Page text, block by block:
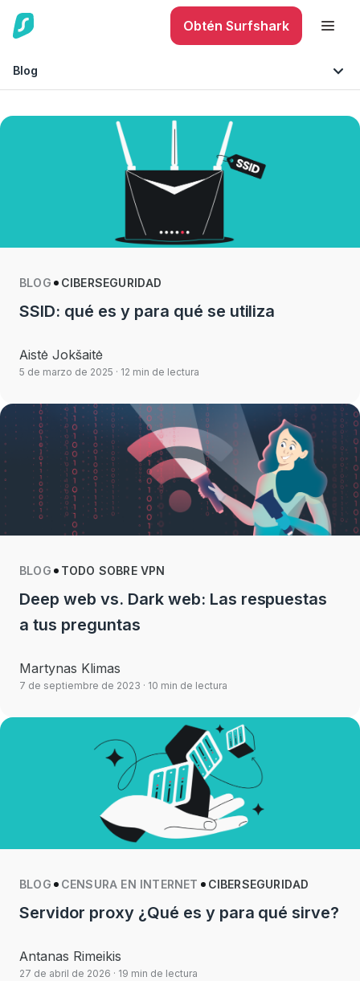
Obtén Surfshark
Blog
Seguridad móvil
Seguridad en Internet
Consejos y sugerencias
BLOG CIBERSEGURIDAD
SSID: qué es y para qué se utiliza
Aistė Jokšaitė
5 de marzo de 2025 · 12 min de lectura
BLOG TODO SOBRE VPN
Deep web vs. Dark web: Las respuestas
a tus preguntas
Martynas Klimas
7 de septiembre de 2023 · 10 min de lectura
BLOG CENSURA EN INTERNET CIBERSEGURIDAD
Servidor proxy ¿Qué es y para qué sirve?
Antanas Rimeikis
27 de abril de 2026 · 19 min de lectura